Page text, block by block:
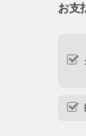
お支